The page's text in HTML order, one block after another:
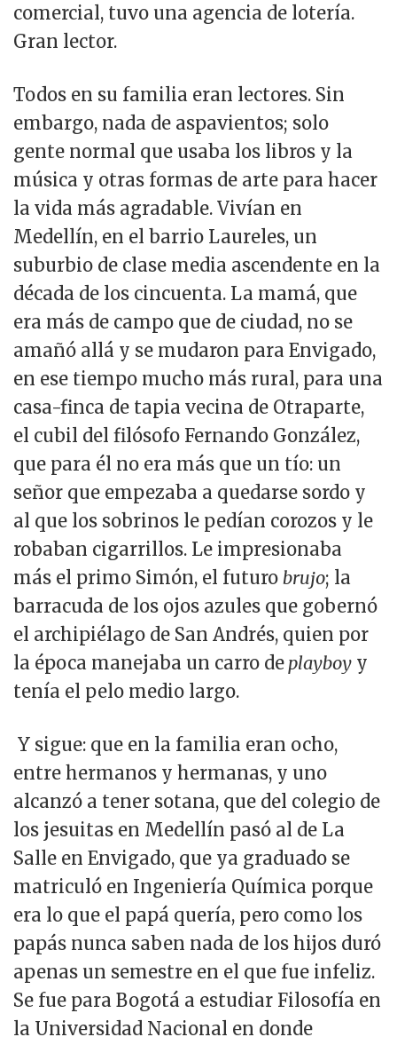
comercial, tuvo una agencia de lotería.
Gran lector.
Todos en su familia eran lectores. Sin
embargo, nada de aspavientos; solo
gente normal que usaba los libros y la
música y otras formas de arte para hacer
la vida más agradable. Vivían en
Medellín, en el barrio Laureles, un
suburbio de clase media ascendente en la
década de los cincuenta. La mamá, que
era más de campo que de ciudad, no se
amañó allá y se mudaron para Envigado,
en ese tiempo mucho más rural, para una
casa-finca de tapia vecina de Otraparte,
el cubil del filósofo Fernando González,
que para él no era más que un tío: un
señor que empezaba a quedarse sordo y
al que los sobrinos le pedían corozos y le
robaban cigarrillos. Le impresionaba
más el primo Simón, el futuro brujo; la
barracuda de los ojos azules que gobernó
el archipiélago de San Andrés, quien por
la época manejaba un carro de playboy y
tenía el pelo medio largo.
Y sigue: que en la familia eran ocho,
entre hermanos y hermanas, y uno
alcanzó a tener sotana, que del colegio de
los jesuitas en Medellín pasó al de La
Salle en Envigado, que ya graduado se
matriculó en Ingeniería Química porque
era lo que el papá quería, pero como los
papás nunca saben nada de los hijos duró
apenas un semestre en el que fue infeliz.
Se fue para Bogotá a estudiar Filosofía en
la Universidad Nacional en donde